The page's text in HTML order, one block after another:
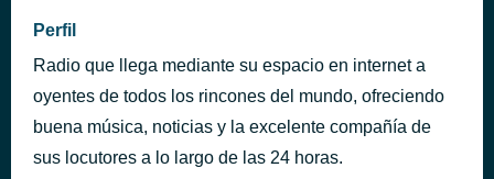
Vuela Paloma
Vuela Paloma.
El paso de Encarnación
Orchestra Harlow
hace 36 minutos
Perfil
Radio que llega mediante su espacio en internet a
oyentes de todos los rincones del mundo, ofreciendo
buena música, noticias y la excelente compañía de
sus locutores a lo largo de las 24 horas.